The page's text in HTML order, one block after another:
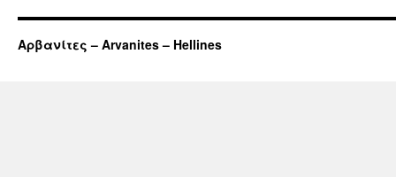
Αρβανίτες – Arvanites – Hellines